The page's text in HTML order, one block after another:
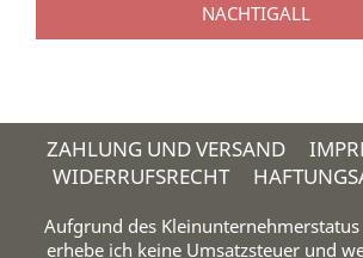
NACHTIGALL
ZAHLUNG UND VERSAND
WIDERRUFSRECHT
Aufgrund des Kleinunternehmerstatus
erhebe ich keine Umsatzsteuer und